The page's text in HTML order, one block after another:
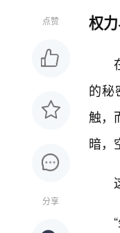
点赞
分享
权
的秘
触，
暗，